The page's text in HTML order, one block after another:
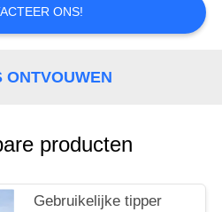
ONS!
ONTVOUWEN
producten
Gebruikelijke tipper